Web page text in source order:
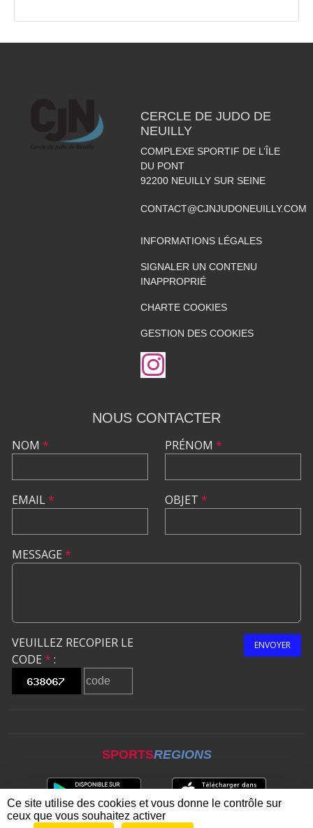
CERCLE DE JUDO DE
NEUILLY
COMPLEXE SPORTIF DE L’ÎLE
DU PONT
92200 NEUILLY SUR SEINE
CONTACT@CJNJUDONEUILLY.COM
INFORMATIONS LÉGALES
SIGNALER UN CONTENU
INAPPROPRIÉ
CHARTE COOKIES
GESTION DES COOKIES
NOUS CONTACTER
NOM *
EMAIL*
PRÉNOM *
OBJET *
MESSAGE *
VEUILLEZ RECOPIER LE
CODE * :
ENVOYER
SPORTSREGIONS
Ce site utilise des cookies et vous donne le contrôle sur
ceux que vous souhaitez activer